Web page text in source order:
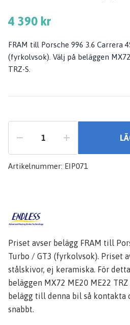
4 390 kr
FRAM till Porsche 996 3.6 Carrera
(fyrkolvsok). Välj på beläggen
TRZ-S.
Artikelnummer: EIP071
Priset avser belägg FRAM till
Turbo / GT3 (fyrkolvsok). Priset
stålskivor, ej keramiska. För
beläggen MX72 ME20 ME22
belägg till denna bil så kontakta
snabbt.